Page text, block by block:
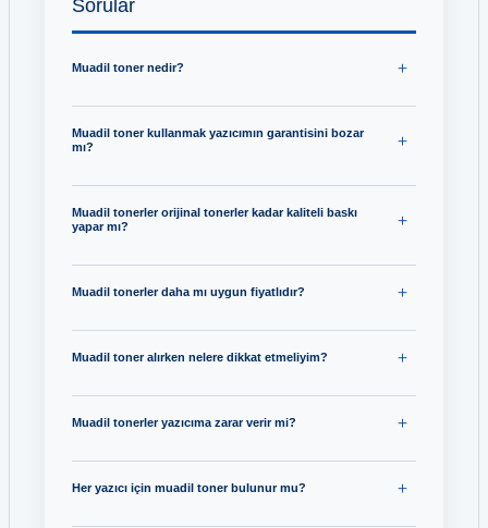
Muadil toner nedir?
Muadil toner kullanmak yazıcımın garantisini bozar
mı?
Muadil tonerler orijinal tonerler kadar kaliteli baskı
yapar mı?
Muadil tonerler daha mı uygun fiyatlıdır?
Muadil toner alırken nelere dikkat etmeliyim?
Muadil tonerler yazıcıma zarar verir mi?
Her yazıcı için muadil toner bulunur mu?